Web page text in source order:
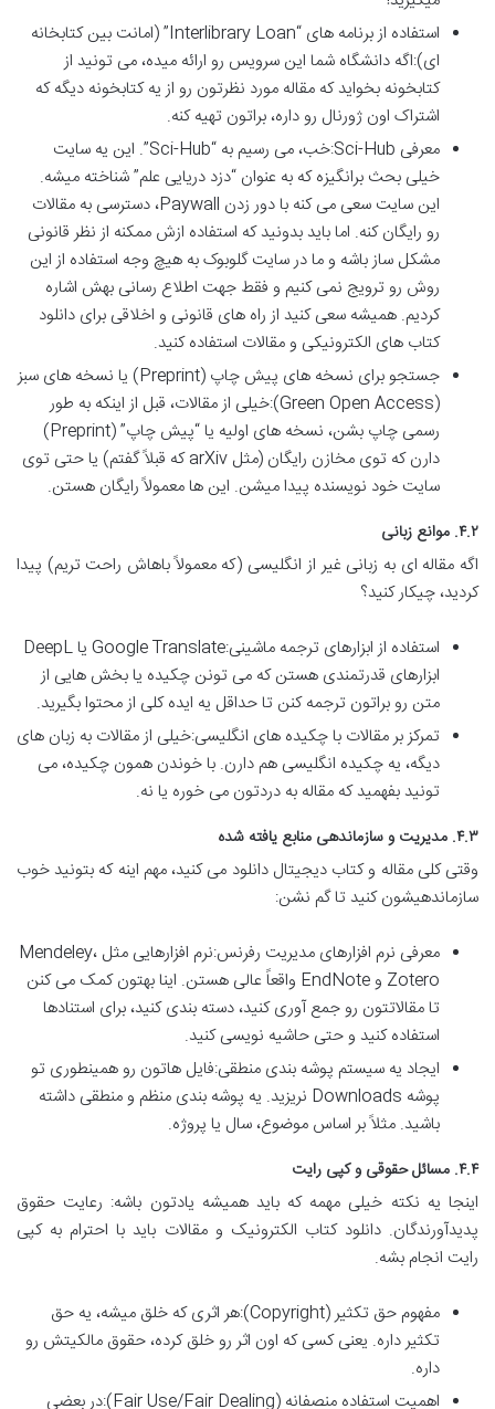
استفاده از برنامه های “Interlibrary Loan” (امانت بین کتابخانه
ای):اگه دانشگاه شما این سرویس رو ارائه میده، می تونید از
کتابخونه بخواید که مقاله مورد نظرتون رو از یه کتابخونه دیگه که
اشتراک اون ژورنال رو داره، براتون تهیه کنه.
معرفی Sci-Hub:خب، می رسیم به “Sci-Hub”. این یه سایت
خیلی بحث برانگیزه که به عنوان “دزد دریایی علم” شناخته میشه.
این سایت سعی می کنه با دور زدن Paywall، دسترسی به مقالات
رو رایگان کنه. اما باید بدونید که استفاده ازش ممکنه از نظر قانونی
مشکل ساز باشه و ما در سایت گلوبوک به هیچ وجه استفاده از این
روش رو ترویج نمی کنیم و فقط جهت اطلاع رسانی بهش اشاره
کردیم. همیشه سعی کنید از راه های قانونی و اخلاقی برای دانلود
کتاب های الکترونیکی و مقالات استفاده کنید.
جستجو برای نسخه های پیش چاپ (Preprint) یا نسخه های سبز
(Green Open Access):خیلی از مقالات، قبل از اینکه به طور
رسمی چاپ بشن، نسخه های اولیه یا “پیش چاپ” (Preprint)
دارن که توی مخازن رایگان (مثل arXiv که قبلاً گفتم) یا حتی توی
سایت خود نویسنده پیدا میشن. این ها معمولاً رایگان هستن.
۴.۲. موانع زبانی
اگه مقاله ای به زبانی غیر از انگلیسی (که معمولاً باهاش راحت تریم) پیدا
کردید، چیکار کنید؟
استفاده از ابزارهای ترجمه ماشینی:Google Translate یا DeepL
ابزارهای قدرتمندی هستن که می تونن چکیده یا بخش هایی از
متن رو براتون ترجمه کنن تا حداقل یه ایده کلی از محتوا بگیرید.
تمرکز بر مقالات با چکیده های انگلیسی:خیلی از مقالات به زبان های
دیگه، یه چکیده انگلیسی هم دارن. با خوندن همون چکیده، می
تونید بفهمید که مقاله به دردتون می خوره یا نه.
۴.۳. مدیریت و سازماندهی منابع یافته شده
وقتی کلی مقاله و کتاب دیجیتال دانلود می کنید، مهم اینه که بتونید خوب
سازماندهیشون کنید تا گم نشن:
معرفی نرم افزارهای مدیریت رفرنس:نرم افزارهایی مثل Mendeley،
Zotero و EndNote واقعاً عالی هستن. اینا بهتون کمک می کنن
تا مقالاتتون رو جمع آوری کنید، دسته بندی کنید، برای استنادها
استفاده کنید و حتی حاشیه نویسی کنید.
ایجاد یه سیستم پوشه بندی منطقی:فایل هاتون رو همینطوری تو
پوشه Downloads نریزید. یه پوشه بندی منظم و منطقی داشته
باشید. مثلاً بر اساس موضوع، سال یا پروژه.
۴.۴. مسائل حقوقی و کپی رایت
اینجا یه نکته خیلی مهمه که باید همیشه یادتون باشه: رعایت حقوق
پدیدآورندگان. دانلود کتاب الکترونیک و مقالات باید با احترام به کپی
رایت انجام بشه.
مفهوم حق تکثیر (Copyright):هر اثری که خلق میشه، یه حق
تکثیر داره. یعنی کسی که اون اثر رو خلق کرده، حقوق مالکیتش رو
داره.
اهمیت استفاده منصفانه (Fair Use/Fair Dealing):در بعضی